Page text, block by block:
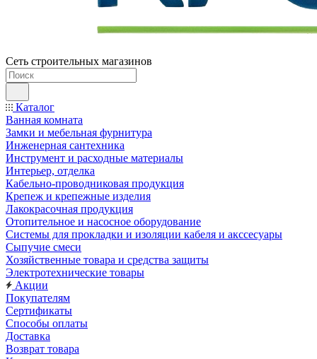
Сеть строительных магазинов
Каталог
Ванная комната
Замки и мебельная фурнитура
Инженерная сантехника
Инструмент и расходные материалы
Интерьер, отделка
Кабельно-проводниковая продукция
Крепеж и крепежные изделия
Лакокрасочная продукция
Отопительное и насосное оборудование
Системы для прокладки и изоляции кабеля и акссесуары
Сыпучие смеси
Хозяйственные товара и средства защиты
Электротехнические товары
Акции
Покупателям
Сертификаты
Способы оплаты
Доставка
Возврат товара